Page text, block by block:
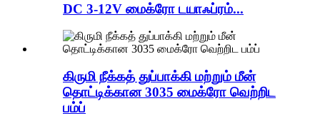
DC 3-12V மைக்ரோ டயாஃப்ரம்...
கிருமி நீக்கத் துப்பாக்கி மற்றும் மீன்
தொட்டிக்கான 3035 மைக்ரோ வெற்றிட
பம்ப்